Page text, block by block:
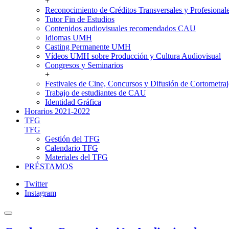
Reconocimiento de Créditos Transversales y
Tutor Fin de Estudios
Contenidos audiovisuales recomendados CAU
Idiomas UMH
Casting Permanente UMH
Vídeos UMH sobre Producción y Cultura Audiovisual
Congresos y Seminarios
+
Festivales de Cine, Concursos y Difusión de
Trabajo de estudiantes de CAU
Identidad Gráfica
Horarios 2021-2022
TFG
TFG
Gestión del TFG
Calendario TFG
Materiales del TFG
PRÉSTAMOS
Twitter
Instagram